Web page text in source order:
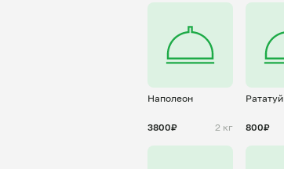
Наполеон
3800₽ 2 кг
Рататуй
800₽